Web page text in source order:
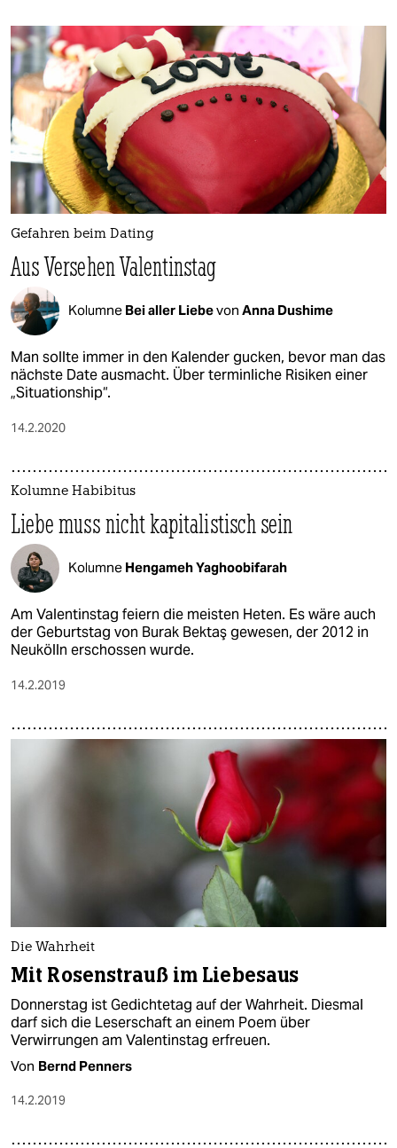
Gefahren beim Dating
Aus Versehen Valentinstag
Kolumne Bei aller Liebevon Anna Dushime
Man sollte immer in den Kalender gucken, bevor man das
nächste Date ausmacht. Über terminliche Risiken einer
„Situationship“.
14.2.2020
Kolumne Habibitus
Liebe muss nicht kapitalistisch sein
Kolumne Hengameh Yaghoobifarah
Am Valentinstag feiern die meisten Heten. Es wäre auch
der Geburtstag von Burak Bektaş gewesen, der 2012 in
Neukölln erschossen wurde.
14.2.2019
Die Wahrheit
Mit Rosenstrauß im Liebesaus
Donnerstag ist Gedichtetag auf der Wahrheit. Diesmal
darf sich die Leserschaft an einem Poem über
Verwirrungen am Valentinstag erfreuen.
Von Bernd Penners
14.2.2019